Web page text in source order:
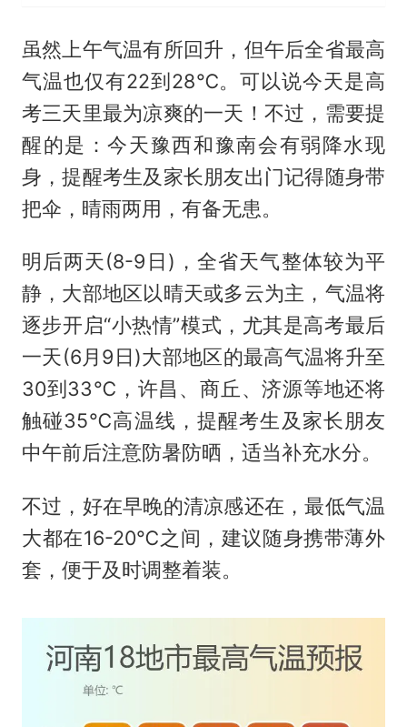
虽然上午气温有所回升，但午后全省最高
气温也仅有22到28℃。可以说今天是高
考三天里最为凉爽的一天！不过，需要提
醒的是：今天豫西和豫南会有弱降水现
身，提醒考生及家长朋友出门记得随身带
把伞，晴雨两用，有备无患。
明后两天(8-9日)，全省天气整体较为平
静，大部地区以晴天或多云为主，气温将
逐步开启“小热情”模式，尤其是高考最后
一天(6月9日)大部地区的最高气温将升至
30到33℃，许昌、商丘、济源等地还将
触碰35℃高温线，提醒考生及家长朋友
中午前后注意防暑防晒，适当补充水分。
不过，好在早晚的清凉感还在，最低气温
大都在16-20℃之间，建议随身携带薄外
套，便于及时调整着装。